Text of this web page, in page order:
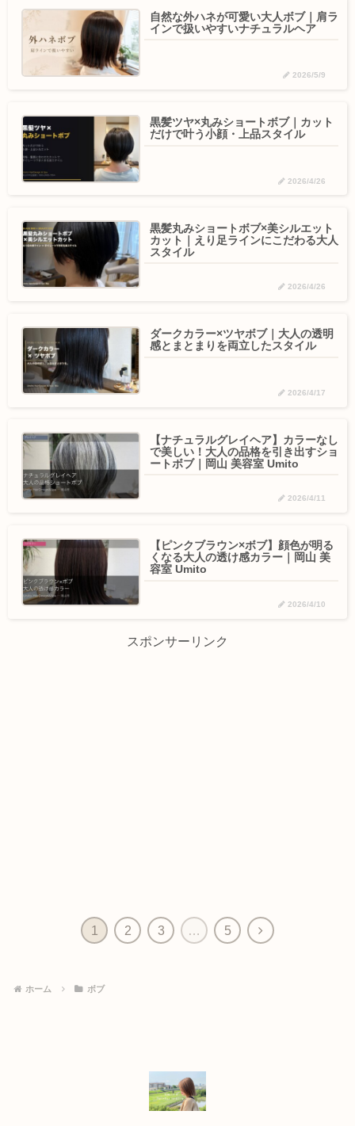
自然な外ハネが可愛い大人ボブ｜肩ラ
インで扱いやすいナチュラルヘア
2026/5/9
黒髪ツヤ×丸みショートボブ｜カット
だけで叶う小顔・上品スタイル
2026/4/26
黒髪丸みショートボブ×美シルエット
カット｜えり足ラインにこだわる大人
スタイル
2026/4/26
ダークカラー×ツヤボブ｜大人の透明
感とまとまりを両立したスタイル
2026/4/17
【ナチュラルグレイヘア】カラーなし
で美しい！大人の品格を引き出すショ
ートボブ｜岡山 美容室 Umito
2026/4/11
【ピンクブラウン×ボブ】顔色が明る
くなる大人の透け感カラー｜岡山 美
容室 Umito
2026/4/10
スポンサーリンク
1 2 3 … 5
ホーム ボブ